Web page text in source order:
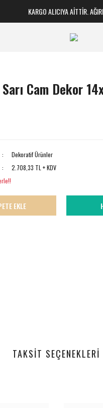
KARGO ALICIYA AİTTİR.
Cam Dekor
Dekoratif Ürünler
2.708,33 TL + KDV
EKLE
TAKSIT SEÇENEKLERI